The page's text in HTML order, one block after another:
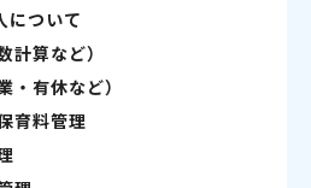
について
計算など）
・有休など）
育料管理